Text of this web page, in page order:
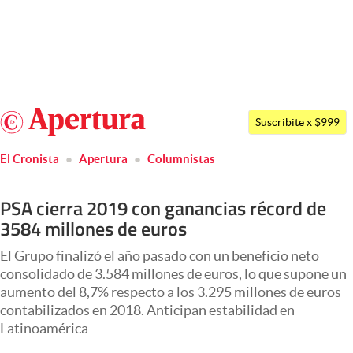
Argentina
Colombia
Members
Economía y Política
Mercados Online
Columnistas
Otras secciones
Apertura
Suscribite x $999
El Cronista Apertura Columnistas
PSA cierra 2019 con ganancias récord de
3584 millones de euros
El Grupo finalizó el año pasado con un beneficio neto
consolidado de 3.584 millones de euros, lo que supone un
aumento del 8,7% respecto a los 3.295 millones de euros
contabilizados en 2018. Anticipan estabilidad en
Latinoamérica